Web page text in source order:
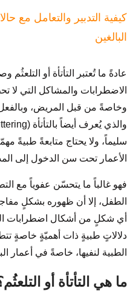
كيفية التدبير والتعامل مع
البالغين
عادةً ما تُعتبر التأتأة أو
الاضطرابات والمشاكل التي لا
وخاصةً من قبل المريض،
سليماً، ولا يحتاج متابعةً طبيةً
الأعمار تحت سن الدخول إلى
فهو غالباً ما يتحسّن عفوياً مع
الطفل، إلا أن ظهوره بشكلٍ
أي شكلٍ من أشكال اضطرابات
دلالاتٍ طبيةٍ ذات أهميّةٍ خاصةٍ
الطبية لنفيها، خاصةً في أعمار
ما هي التأتأة أو